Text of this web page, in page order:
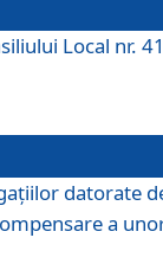
Local nr.
datorate
a